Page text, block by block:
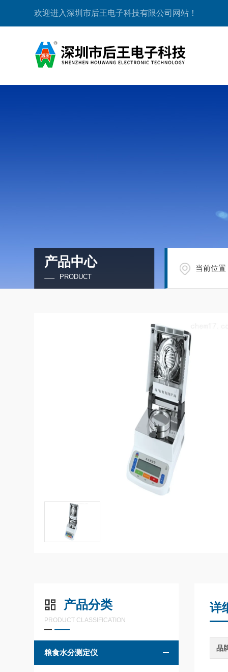
欢迎进入深圳市后王电子科技有限公司网站！
产品中心
PRODUCT
当前位置
产品分类
PRODUCT CLASSIFICATION
粮食水分测定仪
详
品